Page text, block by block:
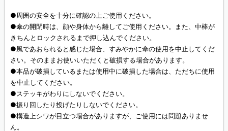
●周囲の安全を十分に確認の上ご使用ください。
●傘の開閉時は、顔や身体から離してご使用ください。また、中棒が
きちんとロックされるまで押し込んでください。
●風であおられると感じた場合、すみやかに傘の使用を中止してくだ
さい。そのままお使いいただくと破損する場合があります。
●本品が破損しているまたは使用中に破損した場合は、ただちに使用
を中止してください。
●ステッキがわりにしないでください。
●振り回したり投げたりしないでください。
●構造上シワが目立つ場合がありますが、ご使用には問題ありませ
ん。